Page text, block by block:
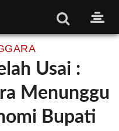
Usai :
Menunggu
Bupati